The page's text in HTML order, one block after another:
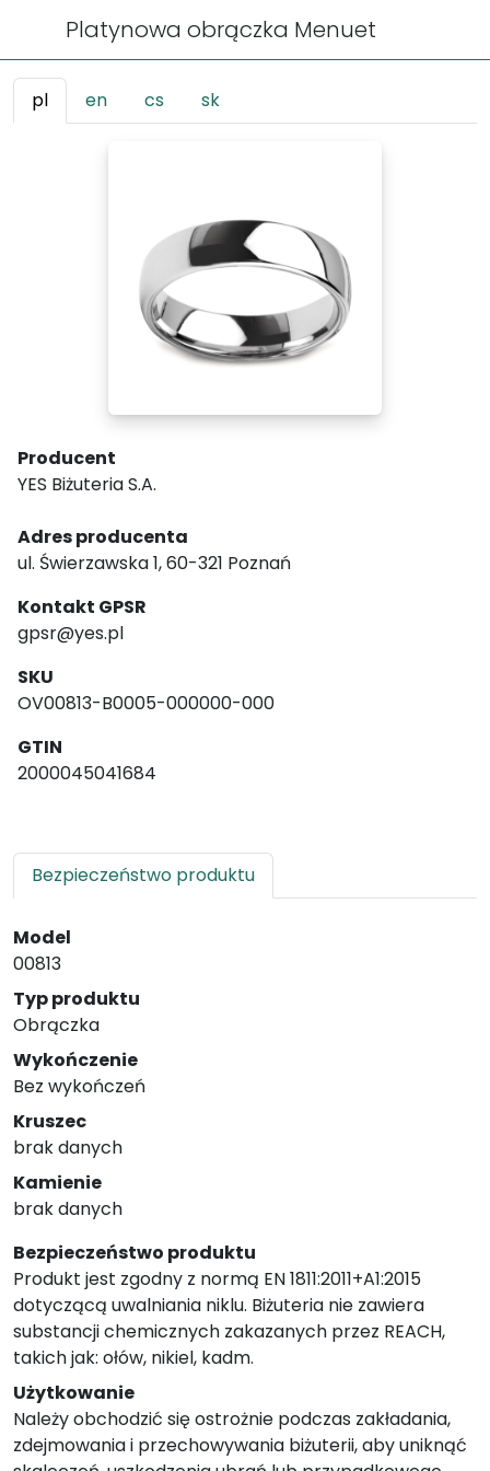
Platynowa obrączka Menuet
pl en cs sk
Producent
YES Biżuteria S.A.
Adres producenta
ul. Świerzawska 1, 60-321 Poznań
Kontakt GPSR
gpsr@yes.pl
SKU
OV00813-B0005-000000-000
GTIN
2000045041684
Bezpieczeństwo produktu
Model
00813
Typ produktu
Obrączka
Wykończenie
Bez wykończeń
Kruszec
brak danych
Kamienie
brak danych
Bezpieczeństwo produktu
Produkt jest zgodny z normą EN 1811:2011+A1:2015
dotyczącą uwalniania niklu. Biżuteria nie zawiera
substancji chemicznych zakazanych przez REACH,
takich jak: ołów, nikiel, kadm.
Użytkowanie
Należy obchodzić się ostrożnie podczas zakładania,
zdejmowania i przechowywania biżuterii, aby uniknąć